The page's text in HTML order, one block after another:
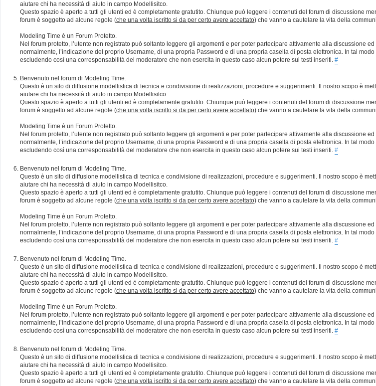
aiutare chi ha necessità di aiuto in campo Modellisitco.
Questo spazio è aperto a tutti gli utenti ed è completamente gratutito. Chiunque può leggere i contenuti del forum di discussione
forum è soggetto ad alcune regole (che una volta iscritto si da per certo avere accettato) che vanno a cautelare la vita della
Modeling Time è un Forum Protetto.
Nel forum protetto, l’utente non registrato può soltanto leggere gli argomenti e per poter partecipare attivamente alla discussione
normalmente, l’indicazione del proprio Username, di una propria Password e di una propria casella di posta elettronica. In tal
escludendo così una corresponsabilità del moderatore che non esercita in questo caso alcun potere sui testi inseriti. #
Benvenuto nel forum di Modeling Time.
Questo è un sito di diffusione modellistica di tecnica e condivisione di realizzazioni, procedure e suggerimenti. Il nostro scopo è
aiutare chi ha necessità di aiuto in campo Modellisitco.
Questo spazio è aperto a tutti gli utenti ed è completamente gratutito. Chiunque può leggere i contenuti del forum di discussione
forum è soggetto ad alcune regole (che una volta iscritto si da per certo avere accettato) che vanno a cautelare la vita della
Modeling Time è un Forum Protetto.
Nel forum protetto, l’utente non registrato può soltanto leggere gli argomenti e per poter partecipare attivamente alla discussione
normalmente, l’indicazione del proprio Username, di una propria Password e di una propria casella di posta elettronica. In tal
escludendo così una corresponsabilità del moderatore che non esercita in questo caso alcun potere sui testi inseriti. #
Benvenuto nel forum di Modeling Time.
Questo è un sito di diffusione modellistica di tecnica e condivisione di realizzazioni, procedure e suggerimenti. Il nostro scopo è
aiutare chi ha necessità di aiuto in campo Modellisitco.
Questo spazio è aperto a tutti gli utenti ed è completamente gratutito. Chiunque può leggere i contenuti del forum di discussione
forum è soggetto ad alcune regole (che una volta iscritto si da per certo avere accettato) che vanno a cautelare la vita della
Modeling Time è un Forum Protetto.
Nel forum protetto, l’utente non registrato può soltanto leggere gli argomenti e per poter partecipare attivamente alla discussione
normalmente, l’indicazione del proprio Username, di una propria Password e di una propria casella di posta elettronica. In tal
escludendo così una corresponsabilità del moderatore che non esercita in questo caso alcun potere sui testi inseriti. #
Benvenuto nel forum di Modeling Time.
Questo è un sito di diffusione modellistica di tecnica e condivisione di realizzazioni, procedure e suggerimenti. Il nostro scopo è
aiutare chi ha necessità di aiuto in campo Modellisitco.
Questo spazio è aperto a tutti gli utenti ed è completamente gratutito. Chiunque può leggere i contenuti del forum di discussione
forum è soggetto ad alcune regole (che una volta iscritto si da per certo avere accettato) che vanno a cautelare la vita della
Modeling Time è un Forum Protetto.
Nel forum protetto, l’utente non registrato può soltanto leggere gli argomenti e per poter partecipare attivamente alla discussione
normalmente, l’indicazione del proprio Username, di una propria Password e di una propria casella di posta elettronica. In tal
escludendo così una corresponsabilità del moderatore che non esercita in questo caso alcun potere sui testi inseriti. #
Benvenuto nel forum di Modeling Time.
Questo è un sito di diffusione modellistica di tecnica e condivisione di realizzazioni, procedure e suggerimenti. Il nostro scopo è
aiutare chi ha necessità di aiuto in campo Modellisitco.
Questo spazio è aperto a tutti gli utenti ed è completamente gratutito. Chiunque può leggere i contenuti del forum di discussione
forum è soggetto ad alcune regole (che una volta iscritto si da per certo avere accettato) che vanno a cautelare la vita della